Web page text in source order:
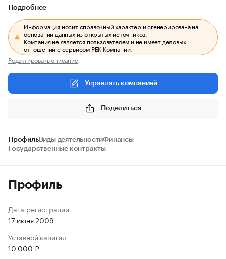
Подробнее
Информация носит справочный характер и сгенерирована на
основании данных из открытых источников.
Компания не является пользователем и не имеет деловых
отношений с сервисом РБК Компании.
Редактировать описание
Управлять компанией
Поделиться
ПрофильВиды деятельностиФинансы
Государственные контракты
Профиль
Дата регистрации
17 июня 2009
Уставной капитал
10 000 ₽